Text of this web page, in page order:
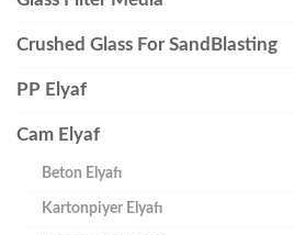
Crushed Glass For SandBlasting
PP Elyaf
Cam Elyaf
Beton Elyafı
Kartonpiyer Elyafı